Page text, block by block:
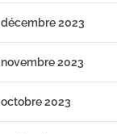
décembre 2023
novembre 2023
octobre 2023